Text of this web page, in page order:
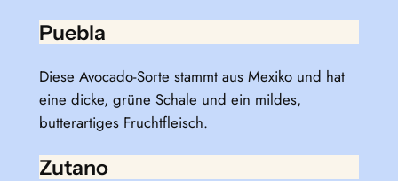
Puebla
Diese Avocado-Sorte stammt aus Mexiko und hat
eine dicke, grüne Schale und ein mildes,
butterartiges Fruchtfleisch.
Zutano